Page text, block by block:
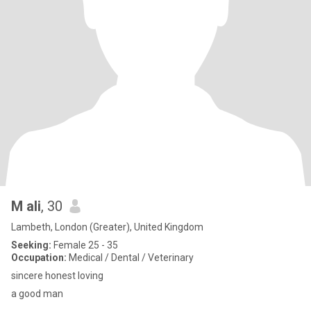
M ali, 30
Lambeth, London (Greater), United Kingdom
Seeking: Female 25 - 35
Occupation: Medical / Dental / Veterinary
sincere honest loving
a good man